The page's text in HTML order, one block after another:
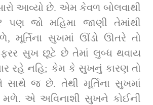
આવ્યો છે. એમ કેવળ બોલવાથી
જો મહિમા જાણી તેમાંથી
મૂર્તિના સુખમાં ઊંડો ઊતરે તો
ફરર સુખ છૂટે છે તેમાં લુબ્ધ થવાય
રહે નહિ; કેમ કે સુખનું કારણ તો
સાથે જ છે. તેથી મૂર્તિના સુખમાં
મળે. એ અવિનાશી સુખને કોઈની